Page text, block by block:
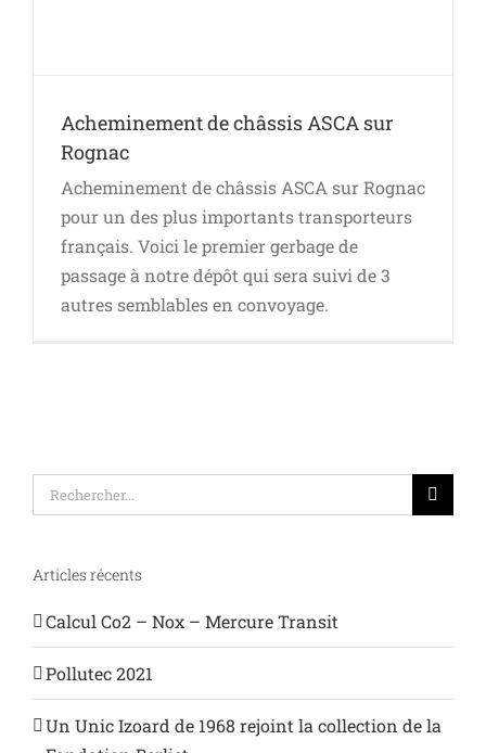
Acheminement de châssis ASCA sur
Rognac
Acheminement de châssis ASCA sur Rognac
pour un des plus importants transporteurs
français. Voici le premier gerbage de
passage à notre dépôt qui sera suivi de 3
autres semblables en convoyage.
Rechercher:
Articles récents
Calcul Co2 – Nox – Mercure Transit
Pollutec 2021
Un Unic Izoard de 1968 rejoint la collection de la